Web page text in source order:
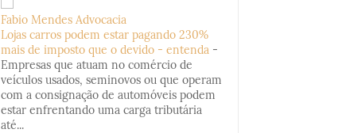
Fabio Mendes Advocacia
Lojas carros podem estar pagando 230%
mais de imposto que o devido - entenda -
Empresas que atuam no comércio de
veículos usados, seminovos ou que operam
com a consignação de automóveis podem
estar enfrentando uma carga tributária
até...